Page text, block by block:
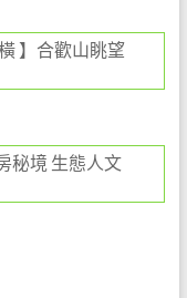
】合歡山眺望
秘境 生態人文